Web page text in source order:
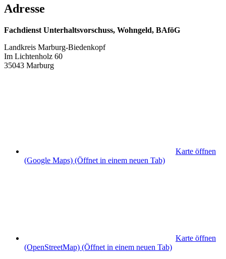
Adresse
Fachdienst Unterhaltsvorschuss, Wohngeld, BAföG
Landkreis Marburg-Biedenkopf
Im Lichtenholz 60
35043 Marburg
Karte öffnen
(Google Maps) (Öffnet in einem neuen Tab)
Karte öffnen
(OpenStreetMap) (Öffnet in einem neuen Tab)